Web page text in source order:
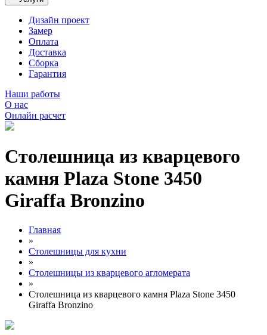
Дизайн проект
Замер
Оплата
Доставка
Сборка
Гарантия
Наши работы
О нас
Онлайн расчет
Столешница из кварцевого
камня Plaza Stone 3450
Giraffa Bronzino
Главная
»
Столешницы для кухни
»
Столешницы из кварцевого агломерата
»
Столешница из кварцевого камня Plaza Stone 3450
Giraffa Bronzino